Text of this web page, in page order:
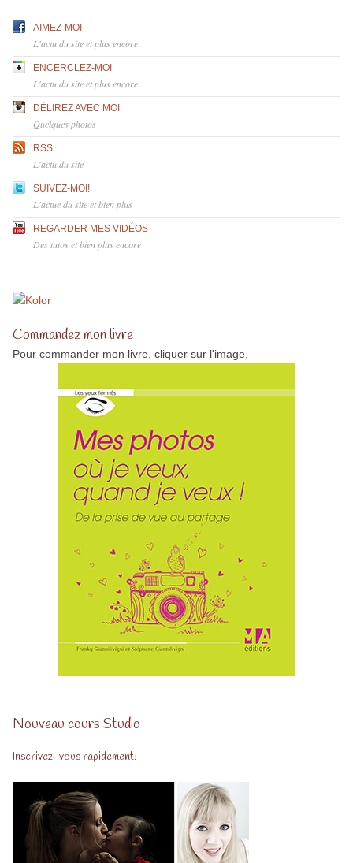
AIMEZ-MOI
L'actu du site et plus encore
ENCERCLEZ-MOI
L'actu du site et plus encore
DÉLIREZ AVEC MOI
Quelques photos
RSS
L'actu du site
SUIVEZ-MOI!
L'actue du site et bien plus
REGARDER MES VIDÉOS
Des tutos et bien plus encore
Commandez mon livre
Pour commander mon livre, cliquer sur l'image.
Nouveau cours Studio
Inscrivez-vous rapidement!